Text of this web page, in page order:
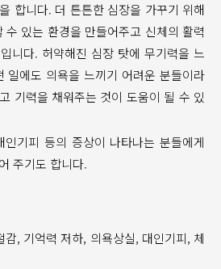
합니다. 더 튼튼한 심장을 가꾸기 위해
있는 환경을 만들어주고 신체의 활력
니다. 허약해진 심장 탓에 무기력을 느
일에도 의욕을 느끼기 어려운 분들이라
기력을 채워주는 것이 도움이 될 수 있
기피 등의 증상이 나타나는 분들에게
주기도 합니다.
, 기억력 저하, 의욕상실, 대인기피, 체